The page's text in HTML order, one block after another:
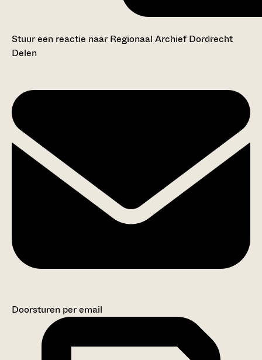
Stuur een reactie naar Regionaal Archief Dordrecht
Delen
Doorsturen per email